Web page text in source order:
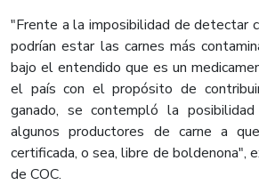
"Frente a la imposibilidad de detectar
podrían estar las carnes más
bajo el entendido que es un
el país con el propósito de
ganado, se contempló la
algunos productores de carne a
certificada, o sea, libre de boldenona",
de COC.